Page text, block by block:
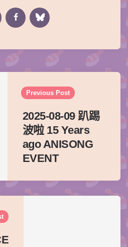
Previous Post
2025-08-09 趴踢
波啦 15 Years
ago ANISONG
EVENT